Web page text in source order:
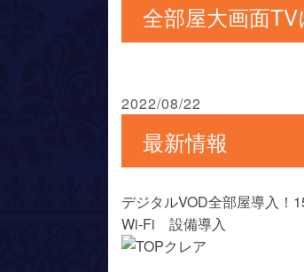
全部屋大画面
2022/08/22
最新情報
デジタルVOD全部屋導入！
Wi-Fi 設備導入